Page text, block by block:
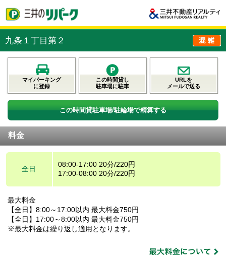
九条１丁目第２
マイパーキング
に登録
この時間貸し
駐車場に駐車
URLを
メールで送る
この時間貸駐車場/駐輪場で精算する
料金
全日
08:00-17:00 20分/220円
17:00-08:00 20分/220円
最大料金
【全日】8:00～17:00以内 最大料金750円
【全日】17:00～8:00以内 最大料金750円
※最大料金は繰り返し適用となります。